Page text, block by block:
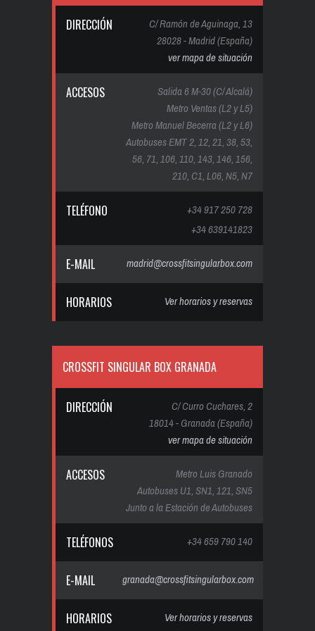
DIRECCIÓN
C/ Ramón de Aguinaga, 13
28028 - Madrid (España)
ver mapa de situación
ACCESOS
Salida 6 M-30 (C/ Alcalá)
Metro Ventas (L2 y L5)
Metro Manuel Becerra (L2 y L6)
Autobuses EMT 2, 12, 21, 38, 53,
56, 71, 106, 110, 143, 146, 156,
210, C1, L06, N5, N7
TELÉFONO
+34 917 250 728
+34 639141823
E-MAIL madrid@crossfitsingularbox.com
HORARIOS Ver horarios y reservas
CROSSFIT SINGULAR BOX GRANADA
DIRECCIÓN
C/ Curro Cuchares, 2
18014 - Granada (España)
ver mapa de situación
ACCESOS
Metro Luis Granado
Autobuses U1, SN1, 121, SN5
Junto a la Estación de Autobuses
TELÉFONOS +34 659 790 140
E-MAIL granada@crossfitsingularbox.com
HORARIOS Ver horarios y reservas